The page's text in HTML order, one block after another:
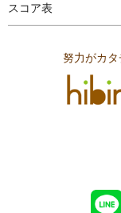
スコア表
努力がカ